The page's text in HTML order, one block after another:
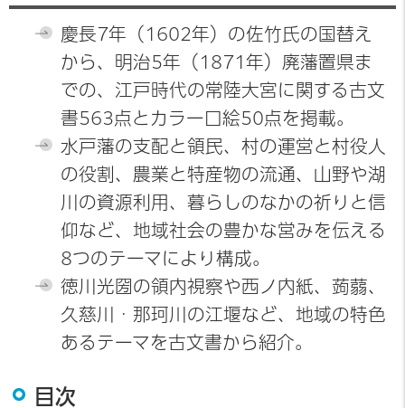
慶長7年（1602年）の佐竹氏の国替え
から、明治5年（1871年）廃藩置県ま
での、江戸時代の常陸大宮に関する古文
書563点とカラー口絵50点を掲載。
水戸藩の支配と領民、村の運営と村役人
の役割、農業と特産物の流通、山野や湖
川の資源利用、暮らしのなかの祈りと信
仰など、地域社会の豊かな営みを伝える
8つのテーマにより構成。
徳川光圀の領内視察や西ノ内紙、蒟蒻、
久慈川・那珂川の江堰など、地域の特色
あるテーマを古文書から紹介。
目次